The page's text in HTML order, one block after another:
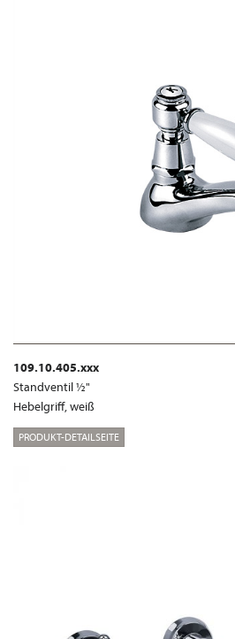
109.10.405.xxx
Standventil ½"
Hebelgriff, weiß
PRODUKT-DETAILSEITE